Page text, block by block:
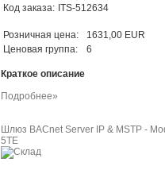
Код заказа: ITS-512634
Розничная цена:
1631,00 EUR
Ценовая группа:
6
Краткое описание
Подробнее»
Шлюз BACnet Server IP & MSTP -
5TE